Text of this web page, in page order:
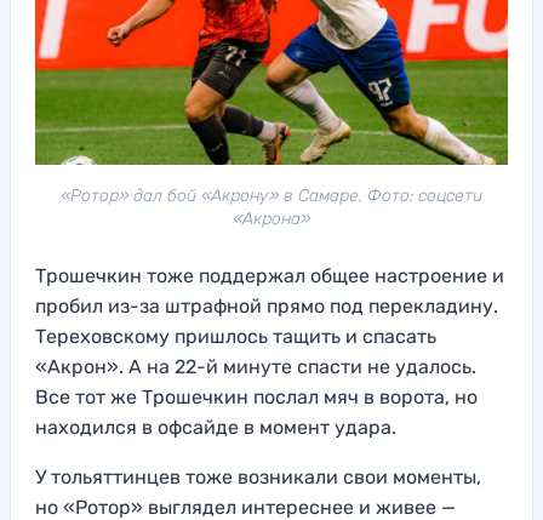
«Ротор» дал бой «Акрону» в Самаре. Фото: соцсети
«Акрона»
Трошечкин тоже поддержал общее настроение и
пробил из-за штрафной прямо под перекладину.
Тереховскому пришлось тащить и спасать
«Акрон». А на 22-й минуте спасти не удалось.
Все тот же Трошечкин послал мяч в ворота, но
находился в офсайде в момент удара.
У тольяттинцев тоже возникали свои моменты,
но «Ротор» выглядел интереснее и живее —